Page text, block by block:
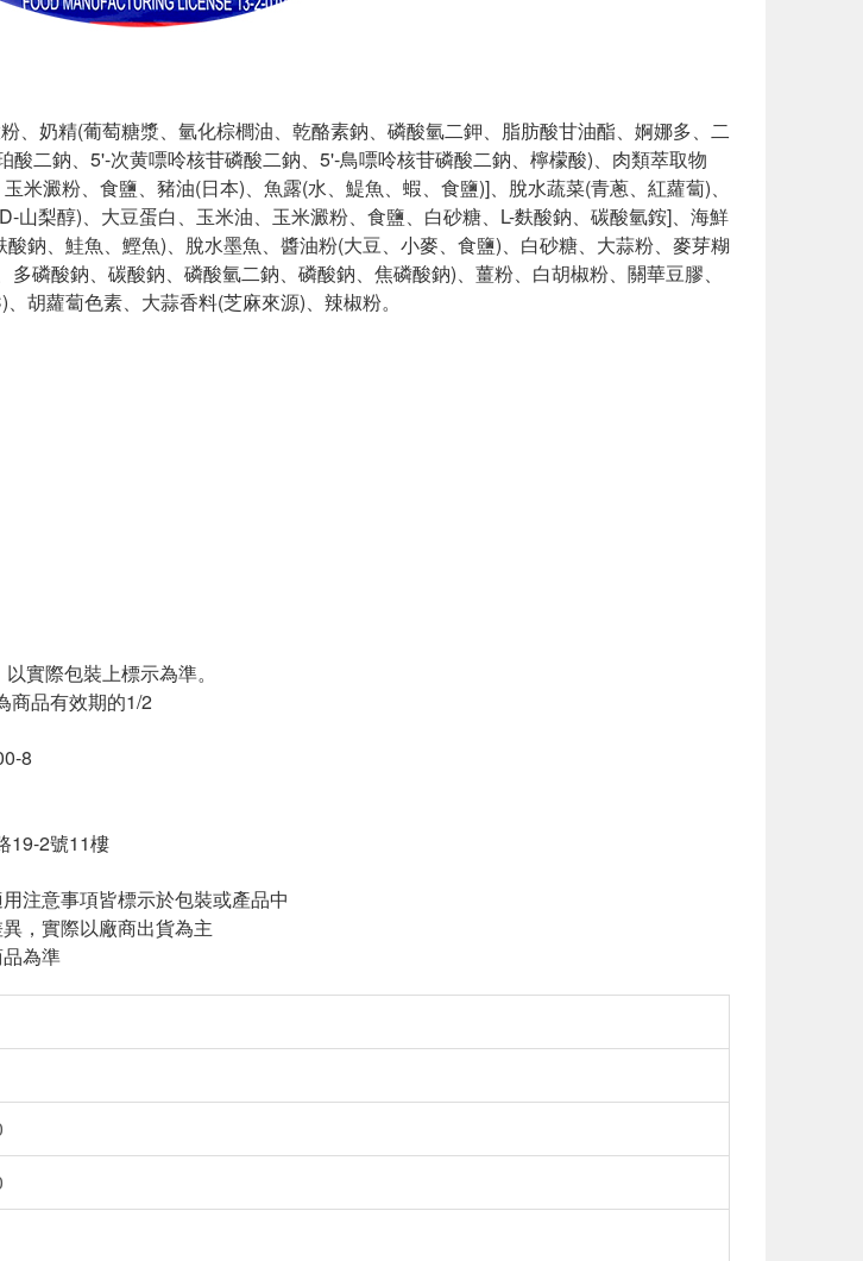
、奶精(葡萄糖漿、氫化棕櫚油、乾酪素鈉、磷酸氫二鉀、脂肪酸甘油酯、婀娜多、二
酸二鈉、5'-次黄嘌呤核苷磷酸二鈉、5'-鳥嘌呤核苷磷酸二鈉、檸檬酸)、肉類萃取物
米澱粉、食鹽、豬油(日本)、魚露(水、鯷魚、蝦、食鹽)]、脫水蔬菜(青蔥、紅蘿蔔)、
山梨醇)、大豆蛋白、玉米油、玉米澱粉、食鹽、白砂糖、L-麩酸鈉、碳酸氫銨]、海鮮
鈉、鮭魚、鰹魚)、脫水墨魚、醬油粉(大豆、小麥、食鹽)、白砂糖、大蒜粉、麥芽糊
磷酸鈉、碳酸鈉、磷酸氫二鈉、磷酸鈉、焦磷酸鈉)、薑粉、白胡椒粉、關華豆膠、
胡蘿蔔色素、大蒜香料(芝麻來源)、辣椒粉。
實際包裝上標示為準。
商品有效期的1/2
8
19-2號11樓
注意事項皆標示於包裝或產品中
，實際以廠商出貨為主
為準